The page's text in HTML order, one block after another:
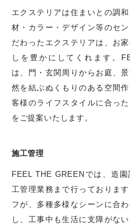
エクステリアは住まいとの調
材・カラー・デザイン等のセ
だわったエクステリアは、お
しを豊かにしてくれます。
は、門・玄関周りからお庭、
然を結ぶぬくもりのある空間
客様のライフスタイルに合っ
をご提案いたします。
施工管理
FEEL THE GREENでは、造
工管理業務まで行っておりま
フが、多種多様なシーンに合
し、工事中も生活に支障がな